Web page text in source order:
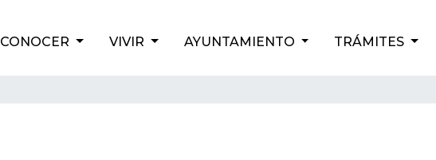
CONOCER VIVIR AYUNTAMIENTO TRÁMITES